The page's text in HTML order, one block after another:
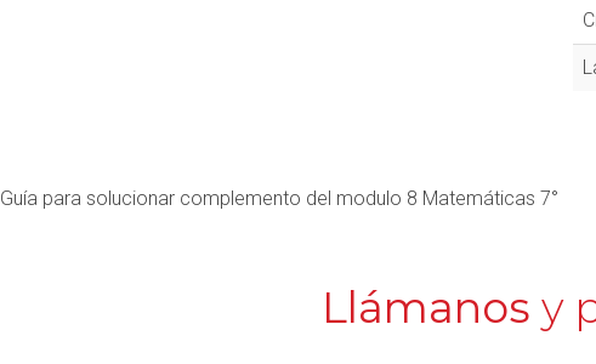
Guía para solucionar complemento del modulo 8 Matemáticas 7°
Llámanos y